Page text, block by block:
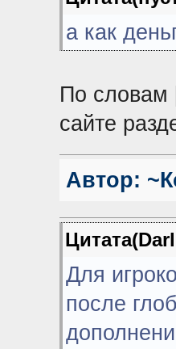
а как
По словам
сайте
Автор:
Для
после